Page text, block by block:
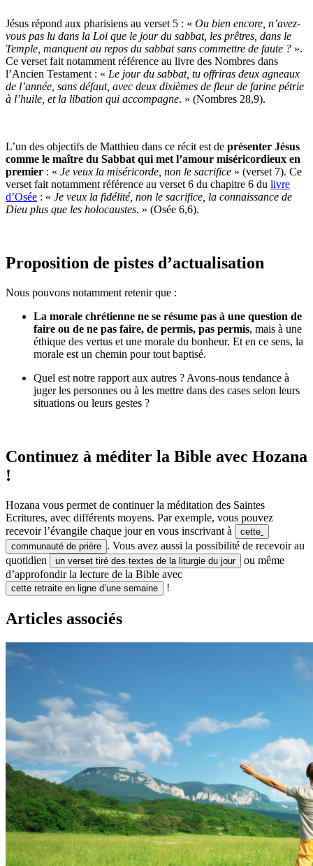
Jésus répond aux pharisiens au verset 5 : « Ou bien encore, n’avez-
vous pas lu dans la Loi que le jour du sabbat, les prêtres, dans le
Temple, manquent au repos du sabbat sans commettre de faute ? ».
Ce verset fait notamment référence au livre des Nombres dans
l’Ancien Testament : « Le jour du sabbat, tu offriras deux agneaux
de l’année, sans défaut, avec deux dixièmes de fleur de farine pétrie
à l’huile, et la libation qui accompagne. » (Nombres 28,9).
L’un des objectifs de Matthieu dans ce récit est de présenter Jésus
comme le maître du Sabbat qui met l’amour miséricordieux en
premier : « Je veux la miséricorde, non le sacrifice » (verset 7). Ce
verset fait notamment référence au verset 6 du chapitre 6 du livre
d’Osée : « Je veux la fidélité, non le sacrifice, la connaissance de
Dieu plus que les holocaustes. » (Osée 6,6).
Proposition de pistes d’actualisation
Nous pouvons notamment retenir que :
La morale chrétienne ne se résume pas à une question de
faire ou de ne pas faire, de permis, pas permis, mais à une
éthique des vertus et une morale du bonheur. Et en ce sens, la
morale est un chemin pour tout baptisé.
Quel est notre rapport aux autres ? Avons-nous tendance à
juger les personnes ou à les mettre dans des cases selon leurs
situations ou leurs gestes ?
Continuez à méditer la Bible avec Hozana
!
Hozana vous permet de continuer la méditation des Saintes
Ecritures, avec différents moyens. Par exemple, vous pouvez
recevoir l’évangile chaque jour en vous inscrivant à
cette
communauté de prière . Vous avez aussi la possibilité de recevoir au
quotidien
un verset tiré des textes de la liturgie du jour
ou même
d’approfondir la lecture de la Bible avec
cette retraite en ligne d’une semaine !
Articles associés